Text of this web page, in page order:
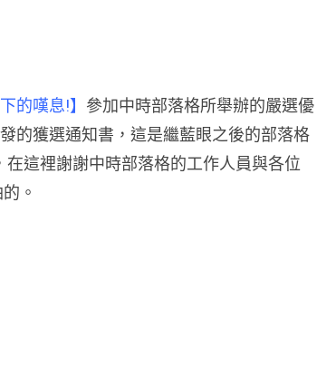
的嘆息!】 參加中時部落格所舉辦的嚴選優
的獲選通知書，這是繼藍眼之後的部落格
在這裡謝謝中時部落格的工作人員與各位
。